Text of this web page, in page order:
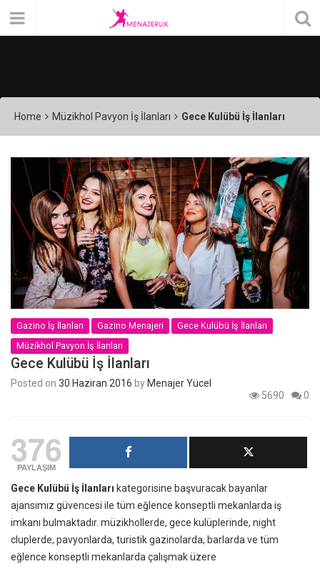
Home Müzikhol Pavyon İş İlanları Gece Kulübü İş İlanları
Gazino İş İlanları Gazino Menajeri
Gece Kulübü İş İlanları
Müzikhol Pavyon İş İlanları
Gece Kulübü İş İlanları
Posted on 30 Haziran 2016 by Menajer Yücel
5690
0
376
PAYLAŞIM
Gece Kulübü İş İlanları kategorisine başvuracak bayanlar
ajansımız güvencesi ile tüm eğlence konseptli mekanlarda iş
imkanı bulmaktadır. müzikhollerde, gece kulüplerinde, night
cluplerde, pavyonlarda, turistik gazinolarda, barlarda ve tüm
eğlence konseptli mekanlarda çalışmak üzere